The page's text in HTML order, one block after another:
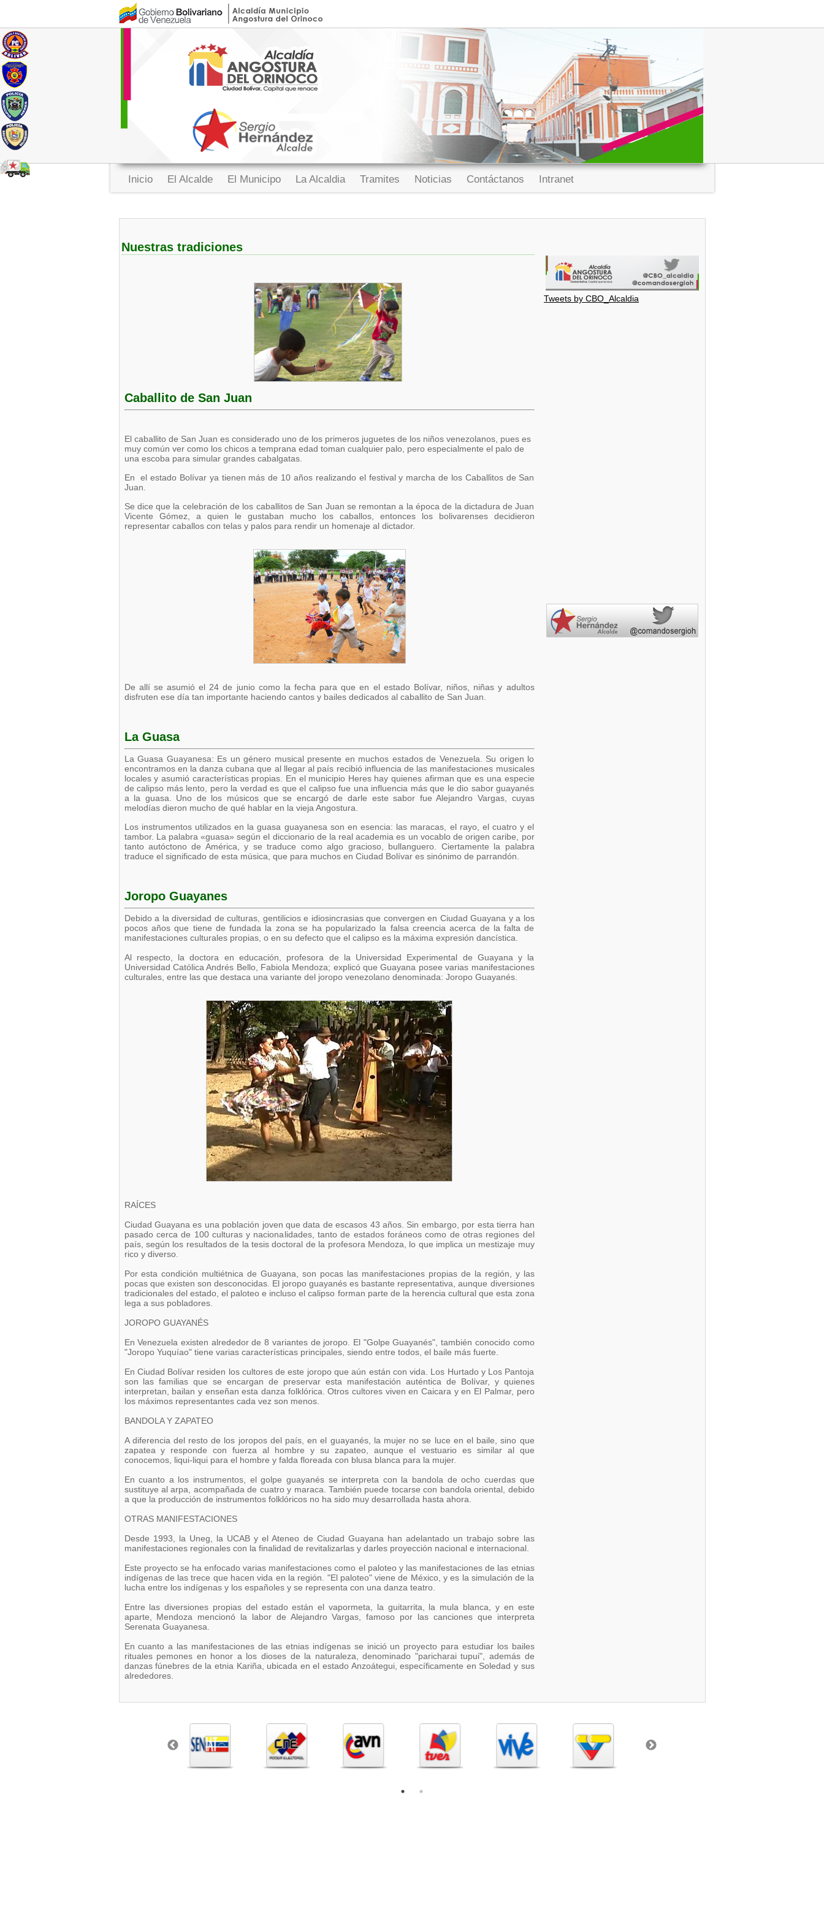
Inicio El Alcalde El Municipo La Alcaldia Tramites Noticias Contáctanos Intranet
Nuestras tradiciones
Caballito de San Juan
El caballito de San Juan es considerado uno de los primeros juguetes de los niños venezolanos, pues es
muy común ver como los chicos a temprana edad toman cualquier palo, pero especialmente el palo de
una escoba para simular grandes cabalgatas.
En el estado Bolívar ya tienen más de 10 años realizando el festival y marcha de los Caballitos de San
Juan.
Se dice que la celebración de los caballitos de San Juan se remontan a la época de la dictadura de Juan
Vicente Gómez, a quien le gustaban mucho los caballos, entonces los bolivarenses decidieron
representar caballos con telas y palos para rendir un homenaje al dictador.
De allí se asumió el 24 de junio como la fecha para que en el estado Bolívar, niños, niñas y adultos
disfruten ese día tan importante haciendo cantos y bailes dedicados al caballito de San Juan.
La Guasa
La Guasa Guayanesa: Es un género musical presente en muchos estados de Venezuela. Su origen lo
encontramos en la danza cubana que al llegar al país recibió influencia de las manifestaciones musicales
locales y asumió características propias. En el municipio Heres hay quienes afirman que es una especie
de calipso más lento, pero la verdad es que el calipso fue una influencia más que le dio sabor guayanés
a la guasa. Uno de los músicos que se encargó de darle este sabor fue Alejandro Vargas, cuyas
melodías dieron mucho de qué hablar en la vieja Angostura.
Los instrumentos utilizados en la guasa guayanesa son en esencia: las maracas, el rayo, el cuatro y el
tambor. La palabra «guasa» según el diccionario de la real academia es un vocablo de origen caribe, por
tanto autóctono de América, y se traduce como algo gracioso, bullanguero. Ciertamente la palabra
traduce el significado de esta música, que para muchos en Ciudad Bolívar es sinónimo de parrandón.
Joropo Guayanes
Debido a la diversidad de culturas, gentilicios e idiosincrasias que convergen en Ciudad Guayana y a los
pocos años que tiene de fundada la zona se ha popularizado la falsa creencia acerca de la falta de
manifestaciones culturales propias, o en su defecto que el calipso es la máxima expresión dancística.
Al respecto, la doctora en educación, profesora de la Universidad Experimental de Guayana y la
Universidad Católica Andrés Bello, Fabiola Mendoza; explicó que Guayana posee varias manifestaciones
culturales, entre las que destaca una variante del joropo venezolano denominada: Joropo Guayanés.
RAÍCES
Ciudad Guayana es una población joven que data de escasos 43 años. Sin embargo, por esta tierra han
pasado cerca de 100 culturas y nacionalidades, tanto de estados foráneos como de otras regiones del
país, según los resultados de la tesis doctoral de la profesora Mendoza, lo que implica un mestizaje muy
rico y diverso.
Por esta condición multiétnica de Guayana, son pocas las manifestaciones propias de la región, y las
pocas que existen son desconocidas. El joropo guayanés es bastante representativa, aunque diversiones
tradicionales del estado, el paloteo e incluso el calipso forman parte de la herencia cultural que esta zona
lega a sus pobladores.
JOROPO GUAYANÉS
En Venezuela existen alrededor de 8 variantes de joropo. El "Golpe Guayanés", también conocido como
"Joropo Yuquíao" tiene varias características principales, siendo entre todos, el baile más fuerte.
En Ciudad Bolívar residen los cultores de este joropo que aún están con vida. Los Hurtado y Los Pantoja
son las familias que se encargan de preservar esta manifestación auténtica de Bolívar, y quienes
interpretan, bailan y enseñan esta danza folklórica. Otros cultores viven en Caicara y en El Palmar, pero
los máximos representantes cada vez son menos.
BANDOLA Y ZAPATEO
A diferencia del resto de los joropos del país, en el guayanés, la mujer no se luce en el baile, sino que
zapatea y responde con fuerza al hombre y su zapateo, aunque el vestuario es similar al que
conocemos, liqui-liqui para el hombre y falda floreada con blusa blanca para la mujer.
En cuanto a los instrumentos, el golpe guayanés se interpreta con la bandola de ocho cuerdas que
sustituye al arpa, acompañada de cuatro y maraca. También puede tocarse con bandola oriental, debido
a que la producción de instrumentos folklóricos no ha sido muy desarrollada hasta ahora.
OTRAS MANIFESTACIONES
Desde 1993, la Uneg, la UCAB y el Ateneo de Ciudad Guayana han adelantado un trabajo sobre las
manifestaciones regionales con la finalidad de revitalizarlas y darles proyección nacional e internacional.
Este proyecto se ha enfocado varias manifestaciones como el paloteo y las manifestaciones de las etnias
indígenas de las trece que hacen vida en la región. "El paloteo" viene de México, y es la simulación de la
lucha entre los indígenas y los españoles y se representa con una danza teatro.
Entre las diversiones propias del estado están el vapormeta, la guitarrita, la mula blanca, y en este
aparte, Mendoza mencionó la labor de Alejandro Vargas, famoso por las canciones que interpreta
Serenata Guayanesa.
En cuanto a las manifestaciones de las etnias indígenas se inició un proyecto para estudiar los bailes
rituales pemones en honor a los dioses de la naturaleza, denominado "paricharai tupui", además de
danzas fúnebres de la etnia Kariña, ubicada en el estado Anzoátegui, específicamente en Soledad y sus
alrededores.
Tweets by CBO_Alcaldia